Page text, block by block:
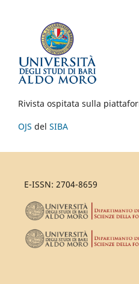
Rivista ospitata sulla
OJS del SIBA
E-ISSN: 2704-8659